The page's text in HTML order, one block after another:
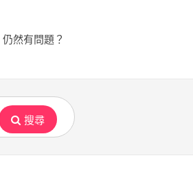
仍然有問題？
搜尋